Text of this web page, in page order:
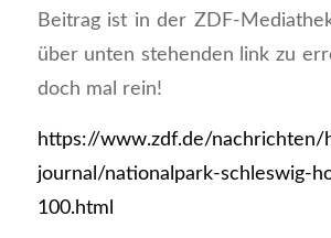
Beitrag ist in der ZDF-
über unten stehenden link zu
doch mal rein!
https://www.zdf.de/nachrichten/
journal/nationalpark-schleswig-
100.html